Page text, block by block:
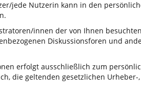
jede Nutzerin kann in den
innen der von Ihnen
Diskussionsforen und
erfolgt ausschließlich zum
die geltenden gesetzlichen